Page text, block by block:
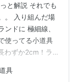
と解説 それでも
。 入り組んだ場
ドに 極細線、
使ってる小道具
わずか2cm！ラ
円玉(錘)に
具